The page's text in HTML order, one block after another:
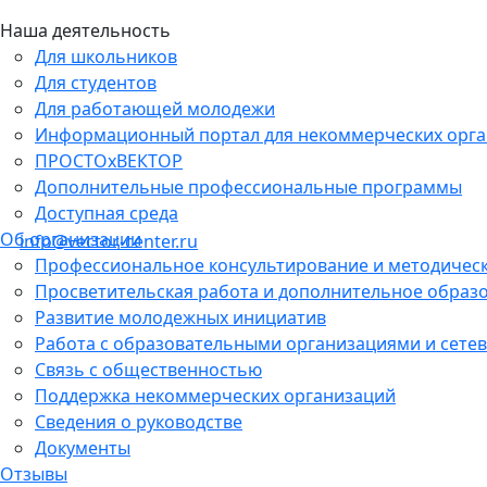
Наша деятельность
Для школьников
Для студентов
Для работающей молодежи
Информационный портал для некоммерческих
ПРОСТОхВЕКТОР
Дополнительные профессиональные программы
Доступная среда
Об организации
Профессиональное консультирование и
Просветительская работа и дополнительное
Развитие молодежных инициатив
Работа с образовательными организациями и
Связь с общественностью
Поддержка некоммерческих организаций
Сведения о руководстве
Документы
Отзывы
info@vector-center.ru